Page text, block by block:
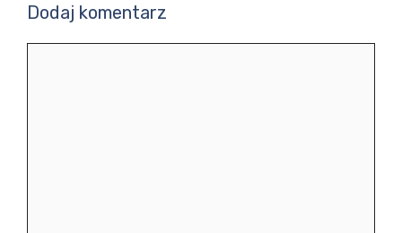
Dodaj komentarz